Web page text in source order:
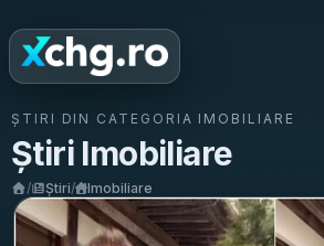
ȘTIRI DIN CATEGORIA IMOBILIARE
Știri Imobiliare
/ Știri/ Imobiliare